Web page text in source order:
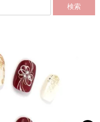
検索